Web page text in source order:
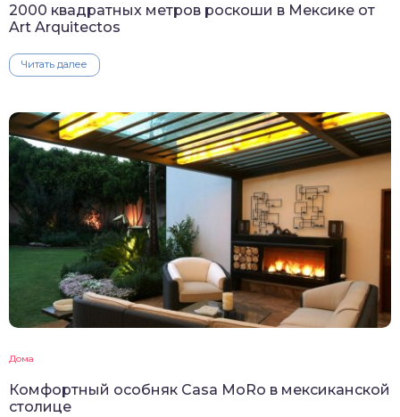
2000 квадратных метров роскоши в Мексике от
Art Arquitectos
Читать далее
Дома
Комфортный особняк Casa MoRo в мексиканской
столице